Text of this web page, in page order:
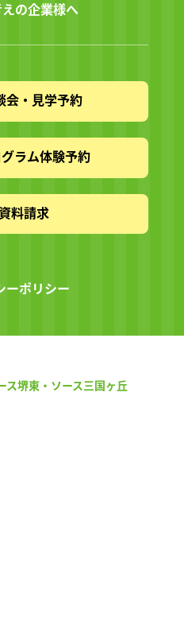
の企業様へ
会・見学予約
ラム体験予約
料請求
ーポリシー
堺東・ソース三国ヶ丘